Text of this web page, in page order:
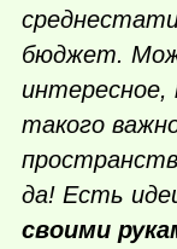
бюджет.
интересное,
такого
да! Есть
своими